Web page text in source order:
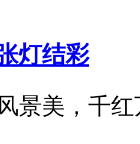
灯结彩
景美，千